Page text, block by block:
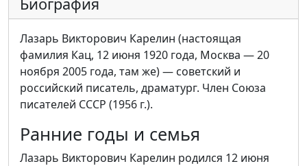
Лазарь Викторович Карелин (настоящая
фамилия Кац, 12 июня 1920 года, Москва — 20
ноября 2005 года, там же) — советский и
российский писатель, драматург. Член Союза
писателей СССР (1956 г.).
Ранние годы и семья
Лазарь Викторович Карелин родился 12 июня